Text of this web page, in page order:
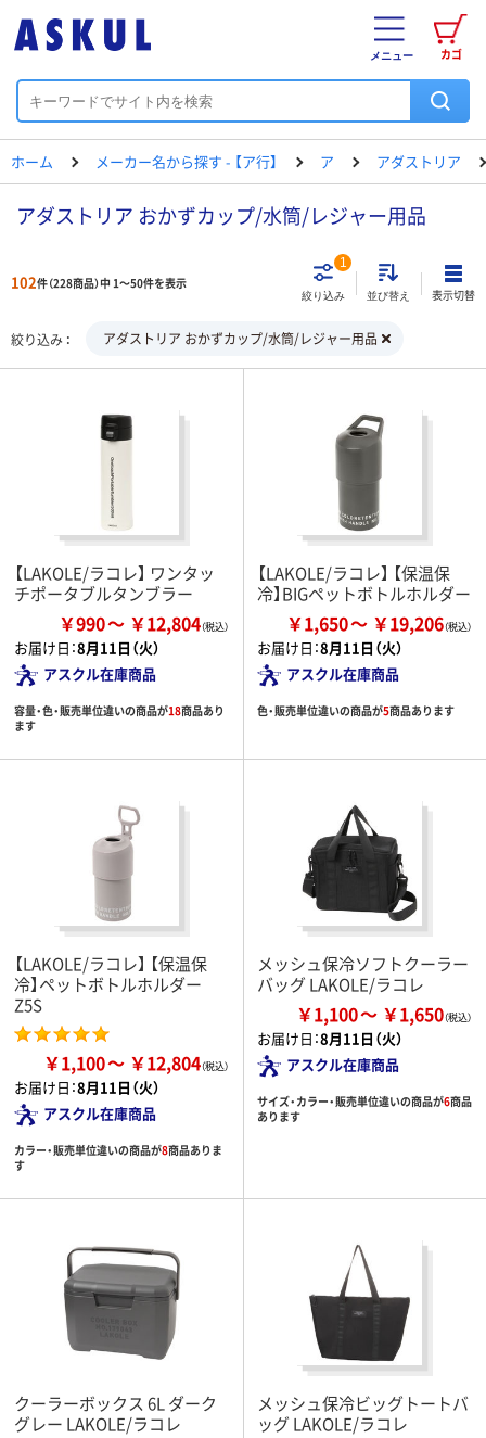
カゴ
メニュー
ホーム メーカー名から探す - 【ア行】 ア アダストリア
アダストリア おかずカップ/水筒/レジャー用品
102件（228商品）中 1～50件を表示
絞り込み
1
並び替え 表示切替
絞り込み アダストリア おかずカップ/水筒/レジャー用品
【LAKOLE/ラコレ】 ワンタッ
チポータブルタンブラー
￥990 ￥12,804
お届け日：8月11日（火）
アスクル在庫商品
容量・色・販売単位違いの商品が18商品あり
ます
【LAKOLE/ラコレ】 【保温保
冷】BIGペットボトルホルダー
￥1,650 ￥19,206
お届け日：8月11日（火）
アスクル在庫商品
色・販売単位違いの商品が5商品あります
【LAKOLE/ラコレ】 【保温保
冷】ペットボトルホルダー
Z5S
￥1,100 ￥12,804
お届け日：8月11日（火）
アスクル在庫商品
カラー・販売単位違いの商品が8商品ありま
す
メッシュ保冷ソフトクーラー
バッグ LAKOLE/ラコレ
￥1,100 ￥1,650
お届け日：8月11日（火）
アスクル在庫商品
サイズ・カラー・販売単位違いの商品が6商品
あります
クーラーボックス 6L ダーク
グレー LAKOLE/ラコレ
メッシュ保冷ビッグトートバ
ッグ LAKOLE/ラコレ